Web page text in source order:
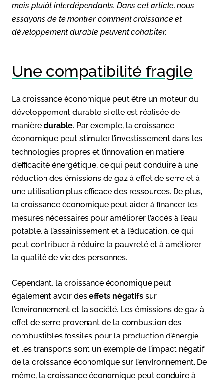
mais plutôt interdépendants. Dans cet article, nous
essayons de te montrer comment croissance et
développement durable peuvent cohabiter.
Une compatibilité fragile
La croissance économique peut être un moteur du
développement durable si elle est réalisée de
manière durable. Par exemple, la croissance
économique peut stimuler l’investissement dans les
technologies propres et l’innovation en matière
d’efficacité énergétique, ce qui peut conduire à une
réduction des émissions de gaz à effet de serre et à
une utilisation plus efficace des ressources. De plus,
la croissance économique peut aider à financer les
mesures nécessaires pour améliorer l’accès à l’eau
potable, à l’assainissement et à l’éducation, ce qui
peut contribuer à réduire la pauvreté et à améliorer
la qualité de vie des personnes.
Cependant, la croissance économique peut
également avoir des effets négatifs sur
l’environnement et la société. Les émissions de gaz à
effet de serre provenant de la combustion des
combustibles fossiles pour la production d’énergie
et les transports sont un exemple de l’impact négatif
de la croissance économique sur l’environnement. De
même, la croissance économique peut conduire à